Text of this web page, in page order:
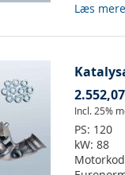
Læs mere
Incl. 25%
PS: 120
kW:88